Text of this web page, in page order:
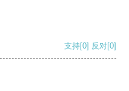
支持[0] 反对[0]